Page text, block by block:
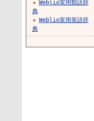
▼
Weblio実用類語辞
典
▼
Weblio実用英語辞
典